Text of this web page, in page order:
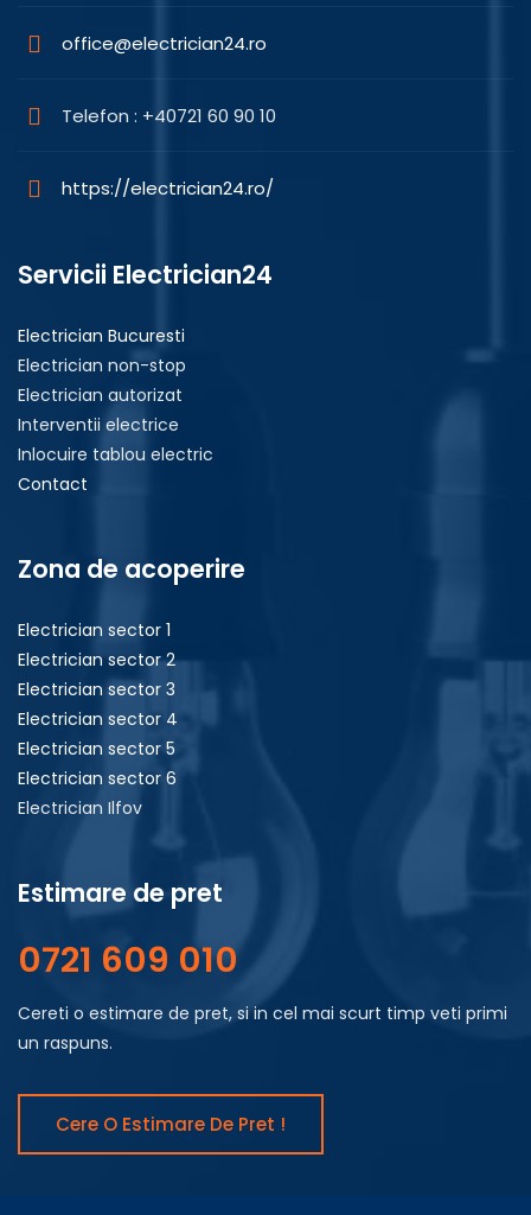
office@electrician24.ro
Telefon : +40721 60 90 10
https://electrician24.ro/
Servicii Electrician24
Electrician Bucuresti
Electrician non-stop
Electrician autorizat
Interventii electrice
Inlocuire tablou electric
Contact
Zona de acoperire
Electrician sector 1
Electrician sector 2
Electrician sector 3
Electrician sector 4
Electrician sector 5
Electrician sector 6
Electrician Ilfov
Estimare de pret
0721 609 010
Cereti o estimare de pret, si in cel mai scurt timp veti primi
un raspuns.
Cere O Estimare De Pret !